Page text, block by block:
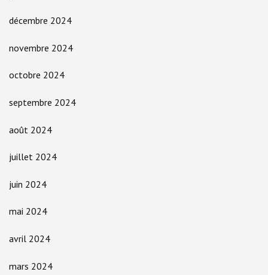
décembre 2024
novembre 2024
octobre 2024
septembre 2024
août 2024
juillet 2024
juin 2024
mai 2024
avril 2024
mars 2024